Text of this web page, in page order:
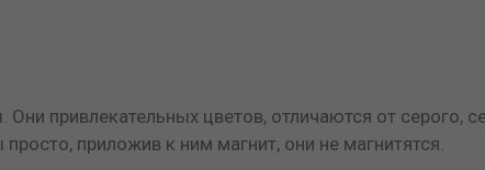
привлекательных цветов, отличаются от серого,
приложив к ним магнит, они не магнитятся.